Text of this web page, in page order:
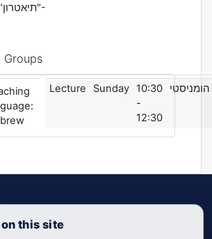
"תיאטרון" קומה 1-
Groups
Lecture Sunday
10:30
-
12:30
הומניסטי
this site